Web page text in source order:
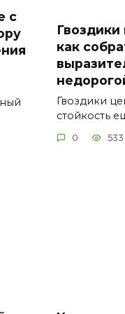
с
как
Гвоздики
стойкость
0 533